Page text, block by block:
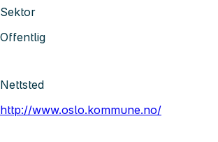
Sektor
Offentlig
Nettsted
http://www.oslo.kommune.no/